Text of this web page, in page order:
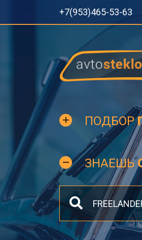
+7(953)465-53-63
ПОДБОР
ЗНАЕШЬ